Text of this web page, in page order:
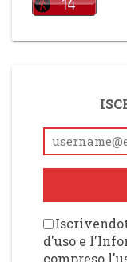
d'uso e
compreso